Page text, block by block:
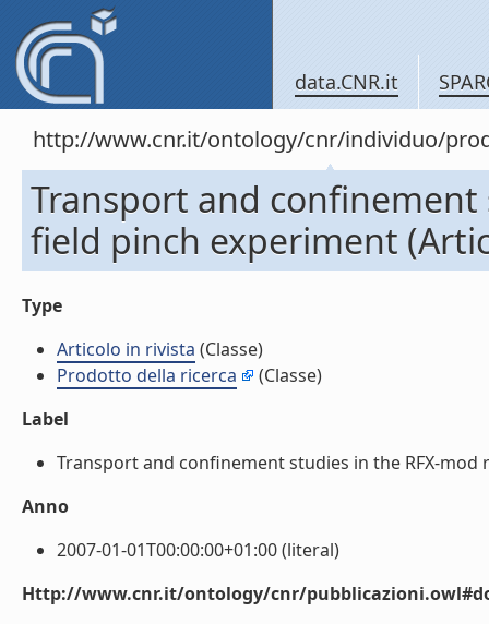
data.CNR.it
http://www.cnr.it/ontology/cnr/individuo/
Transport and confinement
field pinch experiment
Type
Articolo in rivista (Classe)
Prodotto della ricerca
(Classe)
Label
Transport and confinement studies in the RFX-
Anno
2007-01-01T00:00:00+01:00 (literal)
Http://www.cnr.it/ontology/cnr/